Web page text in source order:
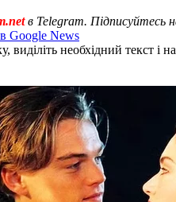
в Telegram. Підписуйтесь
Google News
необхідний текст і